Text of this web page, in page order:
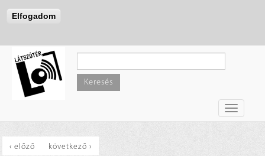
Elfogadom
tartalomra
Keresés
Toggle
‹ előző következő ›